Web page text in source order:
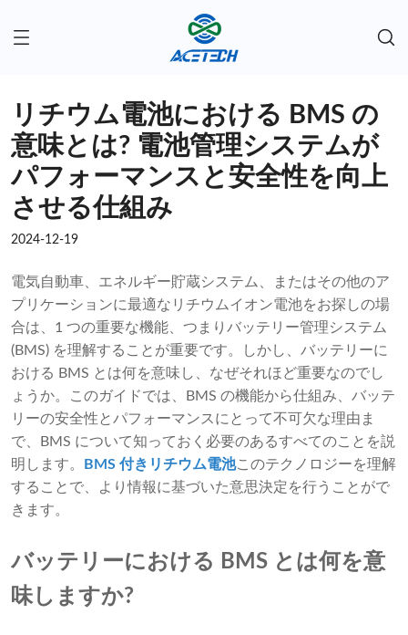
リチウム電池における BMS の
意味とは? 電池管理システムが
パフォーマンスと安全性を向上
させる仕組み
2024-12-19
電気自動車、エネルギー貯蔵システム、またはその他のア
プリケーションに最適なリチウムイオン電池をお探しの場
合は、1 つの重要な機能、つまりバッテリー管理システム
(BMS) を理解することが重要です。しかし、バッテリーに
おける BMS とは何を意味し、なぜそれほど重要なのでし
ょうか。このガイドでは、BMS の機能から仕組み、バッテ
リーの安全性とパフォーマンスにとって不可欠な理由ま
で、BMS について知っておく必要のあるすべてのことを説
明します。
BMS 付きリチウム電池このテクノロジーを理解
することで、より情報に基づいた意思決定を行うことがで
きます。
バッテリーにおける BMS とは何を意
味しますか?